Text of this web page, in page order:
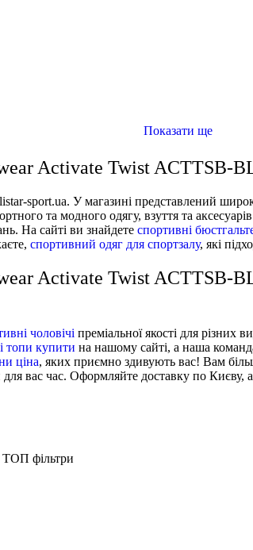
Показати ще
Activate Twist ACTTSB-
sport.ua. У магазині представлений
та модного одягу, взуття та
На сайті ви знайдете спортивні
спортивний одяг для спортзалу, які
Activate Twist ACTTSB-
чоловічі преміальної якості для
топи купити на нашому сайті, а наша
ціна, яких приємно здивують вас! Вам
вас час. Оформляйте доставку по Києву, а
ТОП фільтри